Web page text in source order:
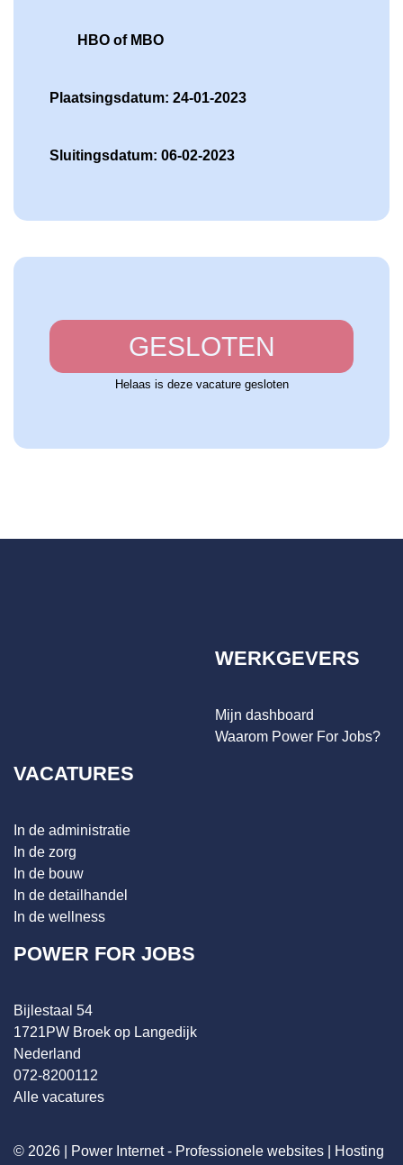
HBO of MBO
Plaatsingsdatum: 24-01-2023
Sluitingsdatum: 06-02-2023
GESLOTEN
Helaas is deze vacature gesloten
WERKGEVERS
Mijn dashboard
Waarom Power For Jobs?
VACATURES
In de administratie
In de zorg
In de bouw
In de detailhandel
In de wellness
POWER FOR JOBS
Bijlestaal 54
1721PW Broek op Langedijk
Nederland
072-8200112
Alle vacatures
© 2026 | Power Internet - Professionele websites
Hosting